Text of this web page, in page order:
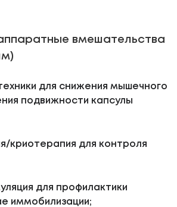
вмешательства
для снижения мышечного
подвижности капсулы
криотерапия для контроля
для профилактики
иммобилизации;